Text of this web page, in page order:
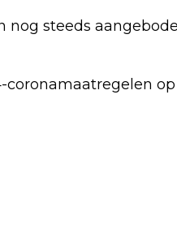
steeds
coronamaatregelen op